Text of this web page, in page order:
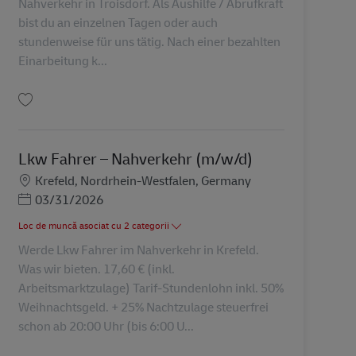
bist du an einzelnen Tagen oder auch
stundenweise für uns tätig. Nach einer bezahlten
Einarbeitung k...
Lkw Fahrer – Nahverkehr (m/w/d)
Locație
Krefeld, Nordrhein-Westfalen, Germany
Posted Date
03/31/2026
Loc de muncă asociat cu 2 categorii
Werde Lkw Fahrer im Nahverkehr in Krefeld.
Was wir bieten. 17,60 € (inkl.
Arbeitsmarktzulage) Tarif-Stundenlohn inkl. 50%
Weihnachtsgeld. + 25% Nachtzulage steuerfrei
schon ab 20:00 Uhr (bis 6:00 U...